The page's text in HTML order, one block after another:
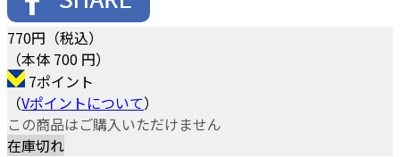
770円（税込）
（本体 700 円）
7ポイント
（Vポイントについて）
この商品はご購入いただけません
在庫切れ